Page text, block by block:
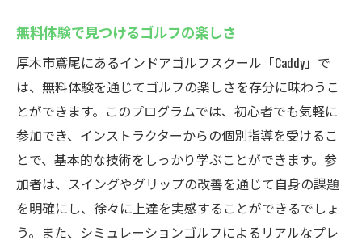
無料体験で見つけるゴルフの楽しさ
厚木市鳶尾にあるインドアゴルフスクール「Caddy」で
は、無料体験を通じてゴルフの楽しさを存分に味わうこ
とができます。このプログラムでは、初心者でも気軽に
参加でき、インストラクターからの個別指導を受けるこ
とで、基本的な技術をしっかり学ぶことができます。参
加者は、スイングやグリップの改善を通じて自身の課題
を明確にし、徐々に上達を実感することができるでしょ
う。また、シミュレーションゴルフによるリアルなプレ